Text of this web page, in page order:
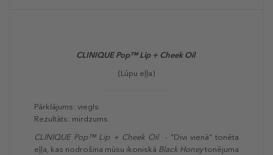
CLINIQUE Pop™ Lip + Cheek Oil
(Lūpu eļļa)
Pārklājums: viegls
Rezultāts: mirdzums
CLINIQUE Pop™ Lip + Cheek Oil - “Divi vienā” tonēta
eļļa, kas nodrošina mūsu ikoniskā Black Honeytonējuma